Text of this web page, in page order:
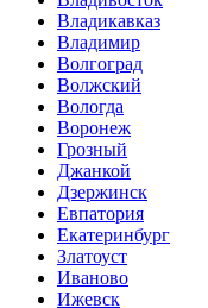
Владикавказ
Владимир
Волгоград
Волжский
Вологда
Воронеж
Грозный
Джанкой
Дзержинск
Евпатория
Екатеринбург
Златоуст
Иваново
Ижевск